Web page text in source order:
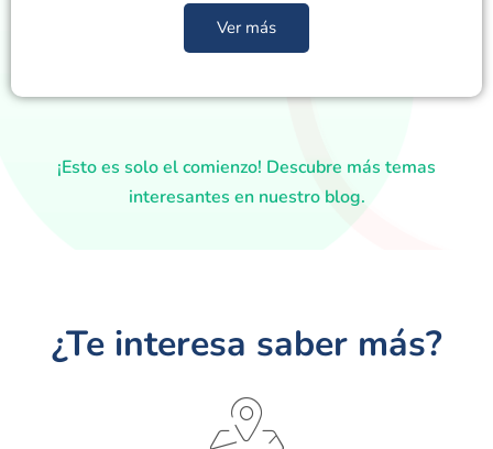
Ver más
¡Esto es solo el comienzo! Descubre más temas
interesantes en nuestro blog.
¿Te interesa saber más?